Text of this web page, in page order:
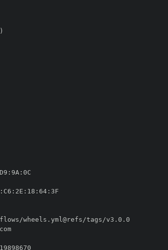
D9 : 9A :
: C6 : 2E : 18 : 64:
//token.actions.githubusercontent.com